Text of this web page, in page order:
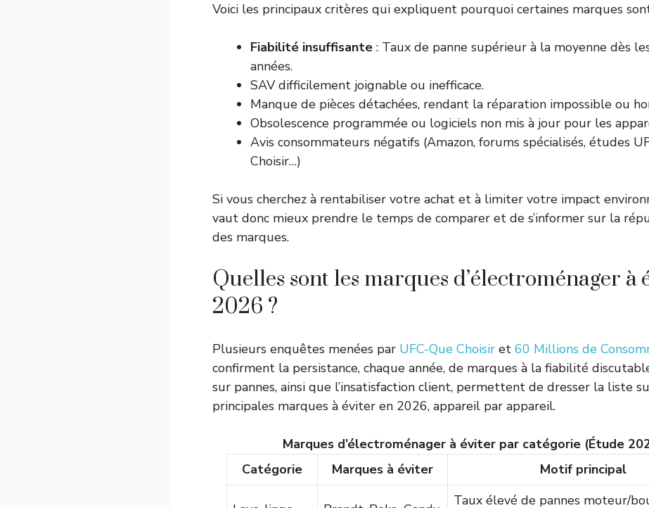
Voici les principaux critères qui expliquent pourquoi certaines marques
Fiabilité insuffisante : Taux de panne supérieur à la moyenne dès
années.
SAV difficilement joignable ou inefficace.
Manque de pièces détachées, rendant la réparation impossible ou
Obsolescence programmée ou logiciels non mis à jour pour les
Avis consommateurs négatifs (Amazon, forums spécialisés, études
Choisir…)
Si vous cherchez à rentabiliser votre achat et à limiter votre impact
vaut donc mieux prendre le temps de comparer et de s’informer sur la
des marques.
Quelles sont les marques d’électroménager à
2026 ?
Plusieurs enquêtes menées par UFC-Que Choisir et 60 Millions de
confirment la persistance, chaque année, de marques à la fiabilité
sur pannes, ainsi que l’insatisfaction client, permettent de dresser la liste
principales marques à éviter en 2026, appareil par appareil.
Marques d’électroménager à éviter par catégorie (Étude
Catégorie
Marques à éviter Motif principal
Taux élevé de pannes moteur/